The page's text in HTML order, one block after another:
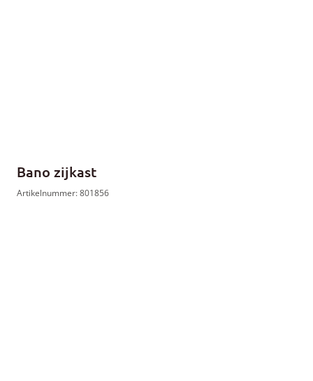
Bano zijkast
Artikelnummer: 801856